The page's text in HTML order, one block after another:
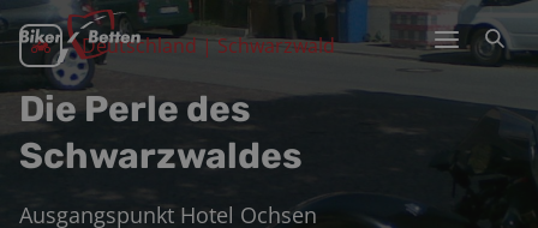
Deutschland | Schwarzwald
Die Perle des
Schwarzwaldes
Ausgangspunkt Hotel Ochsen